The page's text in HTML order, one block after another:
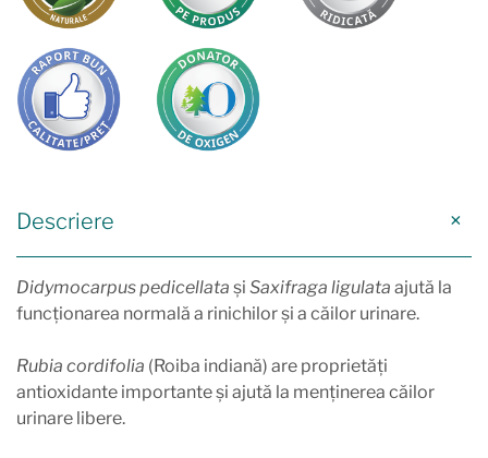
Descriere
Didymocarpus pedicellata și Saxifraga ligulata ajută la
funcționarea normală a rinichilor și a căilor urinare.
Rubia cordifolia (Roiba indiană) are proprietăți
antioxidante importante și ajută la menținerea căilor
urinare libere.